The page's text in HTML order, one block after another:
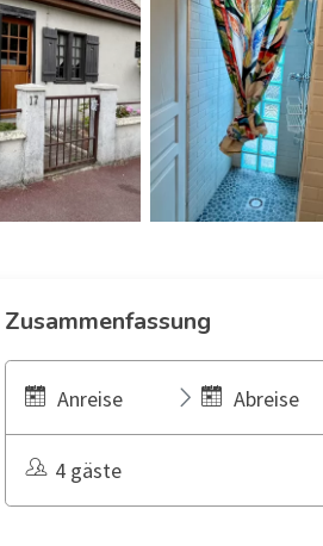
Zusammenfassung
Anreise Abreise
4 gäste